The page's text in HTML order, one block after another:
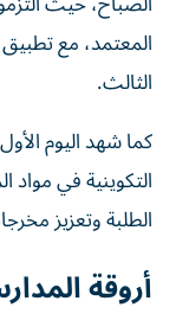
المعتمد، مع
الثالث.
كما شهد اليوم
التكوينية في
الطلبة وتعزيز
أروقة